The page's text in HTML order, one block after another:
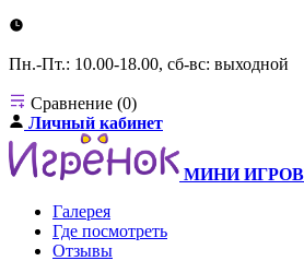
Пн.-Пт.: 10.00-18.00, сб-вс: выходной
Сравнение (0)
Личный кабинет
МИНИ
Галерея
Где посмотреть
Отзывы